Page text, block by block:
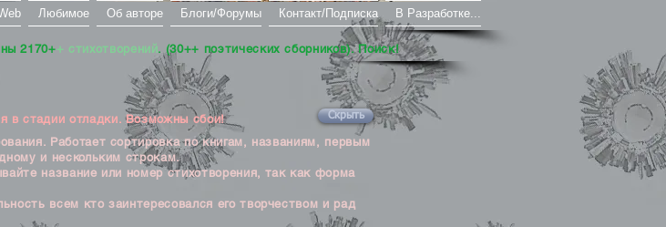
Любимое Об авторе Блоги/Форумы Контакт/Подписка В Разработке...
2170++ стихотворений. (30++ поэтических сборников). Поиск!
в стадии отладки. Возможны сбои! Скрыть
Работает сортировка по книгам, названиям, первым
и нескольким строкам.
название или номер стихотворения, так как форма
всем кто заинтересовался его творчеством и рад